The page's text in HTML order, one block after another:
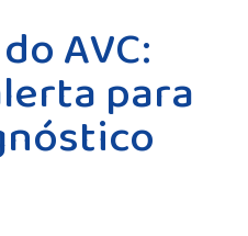
AVC:
para